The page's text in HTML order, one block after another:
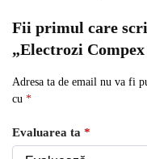
Fii primul care
„Electrozi Compex
Adresa ta de email nu va fi
cu *
Evaluarea ta *